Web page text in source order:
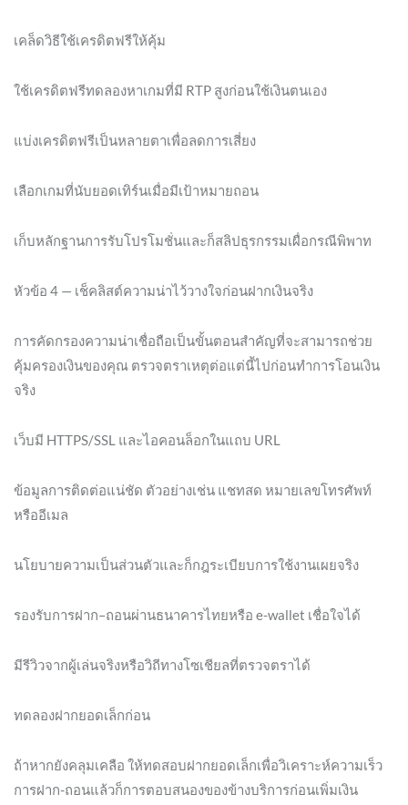
เคล็ดวิธีใช้เครดิตฟรีให้คุ้ม
ใช้เครดิตฟรีทดลองหาเกมที่มี RTP สูงก่อนใช้เงินตนเอง
แบ่งเครดิตฟรีเป็นหลายตาเพื่อลดการเสี่ยง
เลือกเกมที่นับยอดเทิร์นเมื่อมีเป้าหมายถอน
เก็บหลักฐานการรับโปรโมชั่นและก็สลิปธุรกรรมเผื่อกรณีพิพาท
หัวข้อ 4 — เช็คลิสต์ความน่าไว้วางใจก่อนฝากเงินจริง
การคัดกรองความน่าเชื่อถือเป็นขั้นตอนสำคัญที่จะสามารถช่วย
คุ้มครองเงินของคุณ ตรวจตราเหตุต่อแต่นี้ไปก่อนทำการโอนเงิน
จริง
เว็บมี HTTPS/SSL และไอคอนล็อกในแถบ URL
ข้อมูลการติดต่อแน่ชัด ตัวอย่างเช่น แชทสด หมายเลขโทรศัพท์
หรืออีเมล
นโยบายความเป็นส่วนตัวและก็กฎระเบียบการใช้งานเผยจริง
รองรับการฝาก–ถอนผ่านธนาคารไทยหรือ e-wallet เชื่อใจได้
มีรีวิวจากผู้เล่นจริงหรือวิถีทางโซเชียลที่ตรวจตราได้
ทดลองฝากยอดเล็กก่อน
ถ้าหากยังคลุมเคลือ ให้ทดสอบฝากยอดเล็กเพื่อวิเคราะห์ความเร็ว
การฝาก-ถอนแล้วก็การตอบสนองของข้างบริการก่อนเพิ่มเงิน